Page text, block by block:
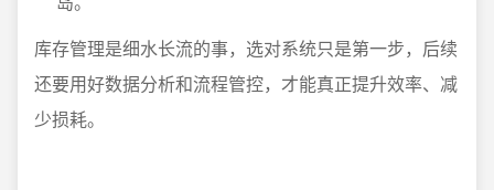
库存管理是细水长流的事，选对系统只是第一步，后续
还要用好数据分析和流程管控，才能真正提升效率、减
少损耗。